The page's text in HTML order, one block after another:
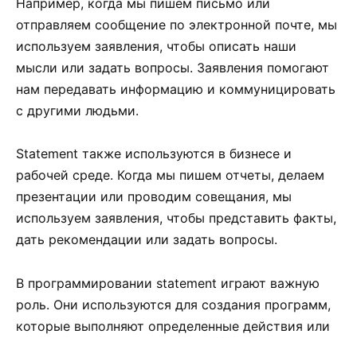
Например, когда мы пишем письмо или
отправляем сообщение по электронной почте, мы
используем заявления, чтобы описать наши
мысли или задать вопросы. Заявления помогают
нам передавать информацию и коммуницировать
с другими людьми.
Statement также используются в бизнесе и
рабочей среде. Когда мы пишем отчеты, делаем
презентации или проводим совещания, мы
используем заявления, чтобы представить факты,
дать рекомендации или задать вопросы.
В программировании statement играют важную
роль. Они используются для создания программ,
которые выполняют определенные действия или